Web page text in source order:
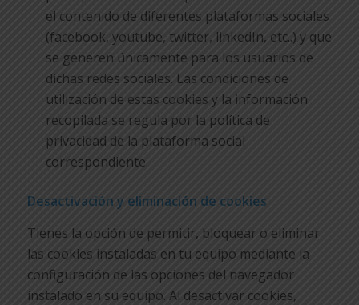
el contenido de diferentes plataformas sociales
(facebook, youtube, twitter, linkedIn, etc..) y que
se generen únicamente para los usuarios de
dichas redes sociales. Las condiciones de
utilización de estas cookies y la información
recopilada se regula por la política de
privacidad de la plataforma social
correspondiente.
Desactivación y eliminación de cookies
Tienes la opción de permitir, bloquear o eliminar
las cookies instaladas en tu equipo mediante la
configuración de las opciones del navegador
instalado en su equipo. Al desactivar cookies,